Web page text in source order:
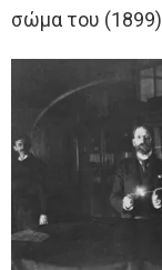
σώμα του